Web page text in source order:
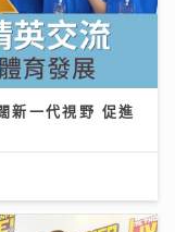
新一代視野 促進